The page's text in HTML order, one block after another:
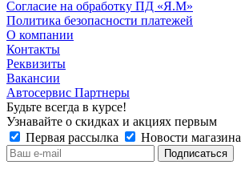
Согласие на обработку ПД «Я.М»
Политика безопасности платежей
О компании
Контакты
Реквизиты
Вакансии
Автосервис Партнеры
Будьте всегда в курсе!
Узнавайте о скидках и акциях первым
Первая рассылка
Новости магазина